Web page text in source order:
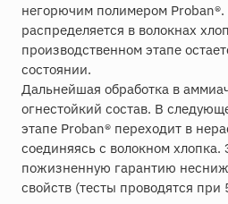
негорючим полимером
распределяется в волокнах
производственном этапе
состоянии.
Дальнейшая обработка в
огнестойкий состав. В
этапе Proban® переходит в
соединяясь с волокном хлопка.
пожизненную гарантию
свойств (тесты проводятся при